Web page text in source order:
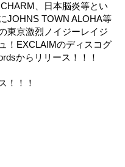
、日本脳炎等とい
JOHNS TOWN ALOHA等
東京激烈ノイジーレイジ
！EXCLAIMのディスコグ
からリリース！！！
！！！